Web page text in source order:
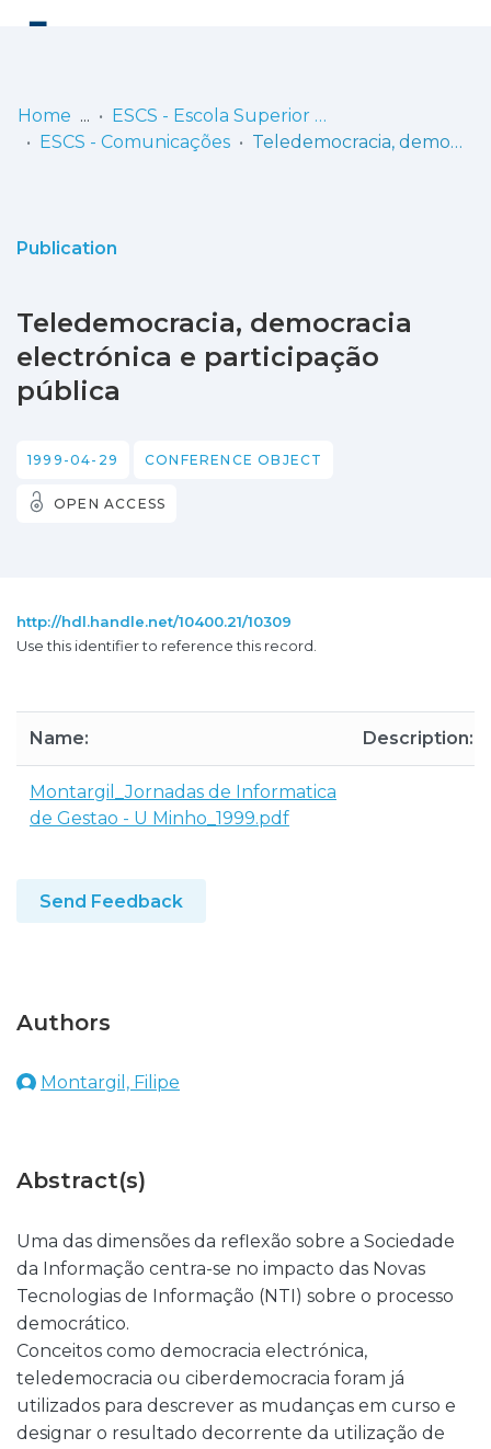
Statistics
Home
ESCS - Escola Superior de Comunicação Social
ESCS - Comunicações
Teledemocracia, democracia electrónica e participação pública
Publication
Teledemocracia, democracia
electrónica e participação
pública
1999-04-29 CONFERENCE OBJECT
OPEN ACCESS
http://hdl.handle.net/10400.21/10309
Use this identifier to reference this record.
Name: Description:
Montargil_Jornadas de Informatica
de Gestao - U Minho_1999.pdf
Send Feedback
Authors
Montargil, Filipe
Abstract(s)
Uma das dimensões da reflexão sobre a Sociedade
da Informação centra-se no impacto das Novas
Tecnologias de Informação (NTI) sobre o processo
democrático.
Conceitos como democracia electrónica,
teledemocracia ou ciberdemocracia foram já
utilizados para descrever as mudanças em curso e
designar o resultado decorrente da utilização de